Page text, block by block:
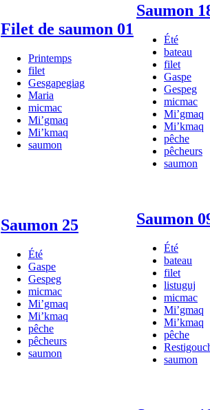
Filet de saumon 01
Printemps
filet
Gesgapegiag
Maria
micmac
Mi’gmaq
Mi’kmaq
saumon
Saumon
Été
bateau
filet
Gaspe
Gespeg
micmac
Mi’gmaq
Mi’kmaq
pêche
pêcheurs
saumon
Saumon 25
Été
Gaspe
Gespeg
micmac
Mi’gmaq
Mi’kmaq
pêche
pêcheurs
saumon
Saumon
Été
bateau
filet
listuguj
micmac
Mi’gmaq
Mi’kmaq
pêche
saumon